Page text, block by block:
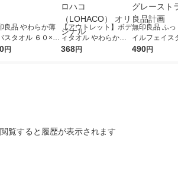
良品 やわらか薄
スタオル ６０×１
ｃｍ グレー 良品
円
【アウトレット】ボデ
ィタオル やわらかめ
ソフト 天然キトサン
368円
無印良品 ふっ
イルフェイス
（柄） ３４×
490円
覧すると履歴が表示されます